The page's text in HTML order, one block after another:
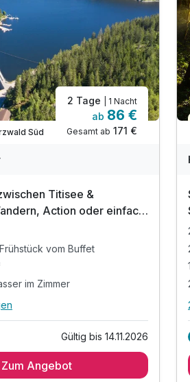
Süd
2 Tage | 1 Nacht
ab 86 €
Gesamt ab 171 €
Titisee &
Action oder einfach
Tage 2
vom Buffet
im Zimmer
vom Buffet
Gültig bis 14.11.2026
Zum Angebot